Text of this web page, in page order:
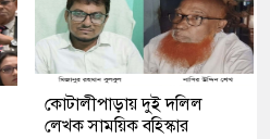
কোটালীপাড়ায় দুই দলিল
লেখক সাময়িক বহিস্কার